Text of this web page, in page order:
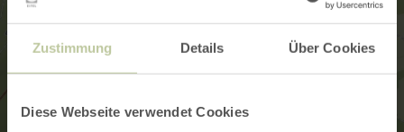
Zustimmung Details Über Cookies
Diese Webseite verwendet Cookies